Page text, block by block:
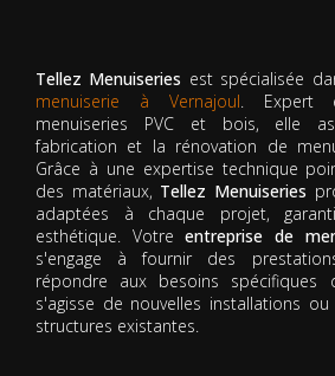
Tellez Menuiseries est spécialisée
menuiserie à Vernajoul. Expert
menuiseries PVC et bois, elle
fabrication et la rénovation de
Grâce à une expertise technique
des matériaux, Tellez Menuiseries
adaptées à chaque projet,
esthétique. Votreentreprise de
s'engage à fournir des
répondre aux besoins spécifiques
s'agisse de nouvelles installations
structures existantes.